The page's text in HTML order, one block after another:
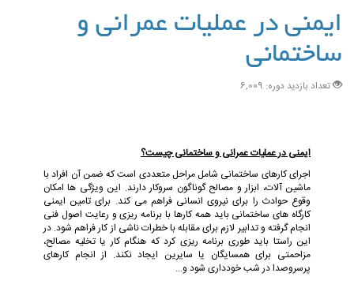
ایمنی در عملیات عمرانی و
ساختمانی
تعداد بازدید دوره: 6,009
ایمنی در عملیات عمرانی و ساختمانی چیست؟
اجرای کارهای ساختمانی شامل مراحل متعددی است که ضمن آن افراد با
ماشین آلات، ابزار و مصالح گوناگون سروکار دارند. این ویژگی ها امکان
وقوع حوادث را برای نیروی انسانی فراهم می کند. برای تامین ایمنی
کارگاه های ساختمانی باید همه کارها با برنامه ریزی و رعایت اصول فنی
انجام گرفته و تدابیر لازم برای مقابله با خطرات ناشی از کار فراهم شود. در
این راستا باید طوری برنامه ریزی کرد که هنگام کار یا تخلیه مصالح،
مزاحمتی برای همسایگان یا سایرین ایجاد نکند. از انجام کارهای
پرسروصدا در شب خودداری شود و...